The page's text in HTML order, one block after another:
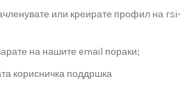
или креирате профил на rsi-
на нашите email пораки;
корисничка поддршка